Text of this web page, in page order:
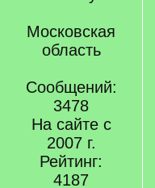
Московская
область
Сообщений:
3478
На сайте с
2007 г.
Рейтинг:
4187